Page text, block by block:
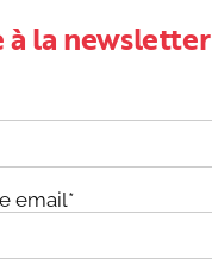
à la newsletter
email*